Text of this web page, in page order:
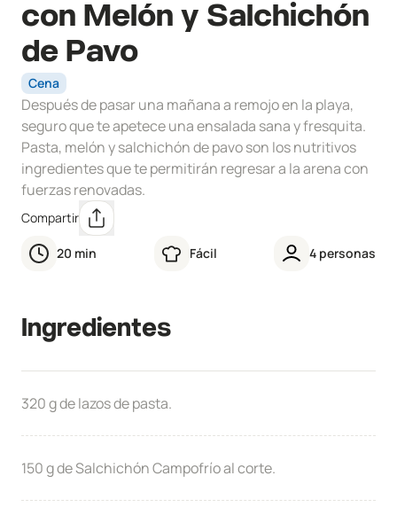
con Melón y Salchichón
de Pavo
Cena
Después de pasar una mañana a remojo en la playa,
seguro que te apetece una ensalada sana y fresquita.
Pasta, melón y salchichón de pavo son los nutritivos
ingredientes que te permitirán regresar a la arena con
fuerzas renovadas.
Compartir
20 min Fácil 4 personas
Ingredientes
320 g de lazos de pasta.
150 g de Salchichón Campofrío al corte.